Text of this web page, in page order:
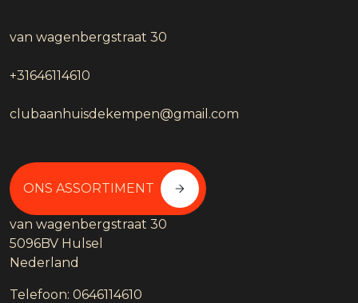
van wagenbergstraat 30
+31646114610
clubaanhuisdekempen@gmail.com
ONS ASSORTIMENT
van wagenbergstraat 30
5096BV Hulsel
Nederland
Telefoon: 0646114610